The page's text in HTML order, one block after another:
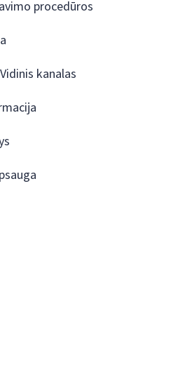
procedūros
kanalas